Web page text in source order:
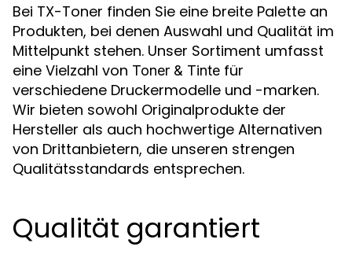
Bei TX-Toner finden Sie eine breite Palette an
Produkten, bei denen Auswahl und Qualität im
Mittelpunkt stehen. Unser Sortiment umfasst
eine Vielzahl von Toner & Tinte für
verschiedene Druckermodelle und -marken.
Wir bieten sowohl Originalprodukte der
Hersteller als auch hochwertige Alternativen
von Drittanbietern, die unseren strengen
Qualitätsstandards entsprechen.
Qualität garantiert